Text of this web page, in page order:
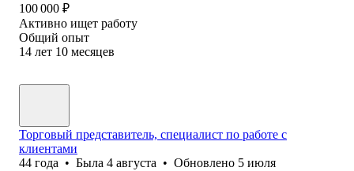
100 000 ₽
Активно ищет работу
Общий опыт
14 лет 10 месяцев
Торговый представитель, специалист по работе с
клиентами
44 года • Была 4 августа • Обновлено 5 июля